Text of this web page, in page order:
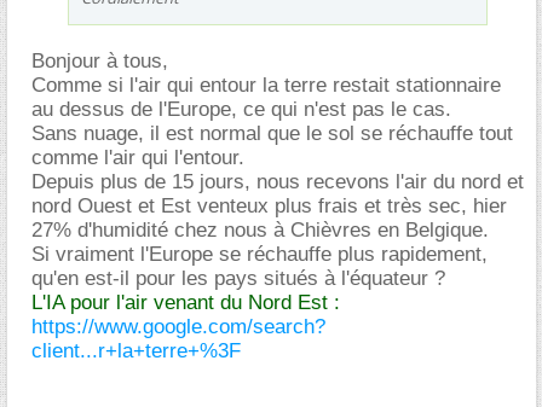
Bonjour à tous,
Comme si l'air qui entour la terre restait stationnaire
au dessus de l'Europe, ce qui n'est pas le cas.
Sans nuage, il est normal que le sol se réchauffe tout
comme l'air qui l'entour.
Depuis plus de 15 jours, nous recevons l'air du nord et
nord Ouest et Est venteux plus frais et très sec, hier
27% d'humidité chez nous à Chièvres en Belgique.
Si vraiment l'Europe se réchauffe plus rapidement,
qu'en est-il pour les pays situés à l'équateur ?
L'IA pour l'air venant du Nord Est :
https://www.google.com/search?
client...r+la+terre+%3F